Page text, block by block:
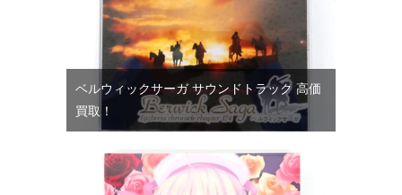
ベルウィックサーガ サウンドトラック 高価
買取！